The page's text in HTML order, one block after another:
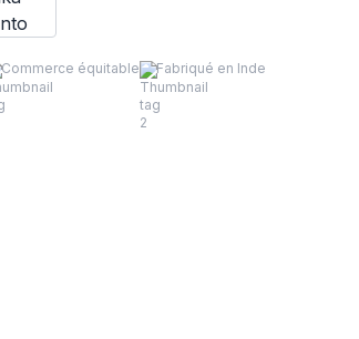
Commerce équitable Fabriqué en Inde